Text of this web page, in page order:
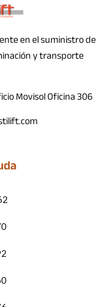
en el suministro de
y transporte
Movisol Oficina 306